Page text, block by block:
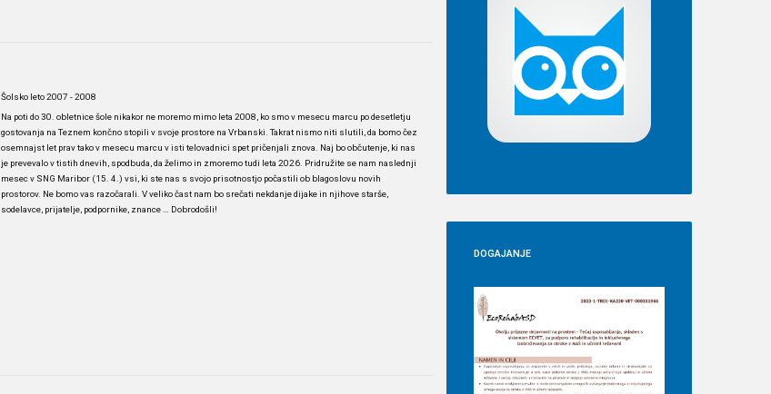
Šolsko leto 2007 - 2008
Na poti do 30. obletnice šole nikakor ne moremo mimo leta 2008, ko smo v mesecu marcu po desetletju
gostovanja na Teznem končno stopili v svoje prostore na Vrbanski. Takrat nismo niti slutili, da bomo čez
osemnajst let prav tako v mesecu marcu v isti telovadnici spet pričenjali znova. Naj bo občutenje, ki nas
je prevevalo v tistih dnevih, spodbuda, da želimo in zmoremo tudi leta 2026. Pridružite se nam naslednji
mesec v SNG Maribor (15. 4.) vsi, ki ste nas s svojo prisotnostjo počastili ob blagoslovu novih
prostorov. Ne bomo vas razočarali. V veliko čast nam bo srečati nekdanje dijake in njihove starše,
sodelavce, prijatelje, podpornike, znance … Dobrodošli!
DOGAJANJE